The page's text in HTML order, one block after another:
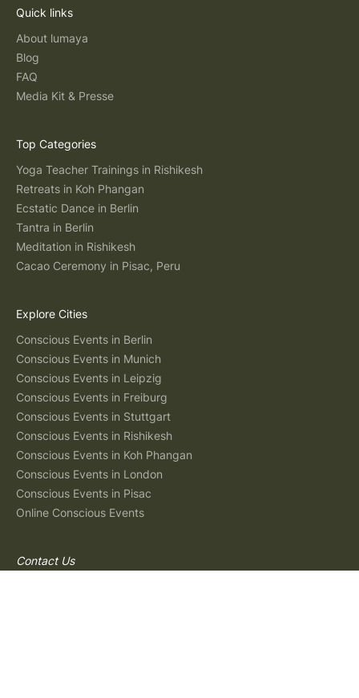
Quick links
About lumaya
Blog
FAQ
Media Kit & Presse
Top Categories
Yoga Teacher Trainings in Rishikesh
Retreats in Koh Phangan
Ecstatic Dance in Berlin
Tantra in Berlin
Meditation in Rishikesh
Cacao Ceremony in Pisac, Peru
Explore Cities
Conscious Events in Berlin
Conscious Events in Munich
Conscious Events in Leipzig
Conscious Events in Freiburg
Conscious Events in Stuttgart
Conscious Events in Rishikesh
Conscious Events in Koh Phangan
Conscious Events in London
Conscious Events in Pisac
Online Conscious Events
Contact Us